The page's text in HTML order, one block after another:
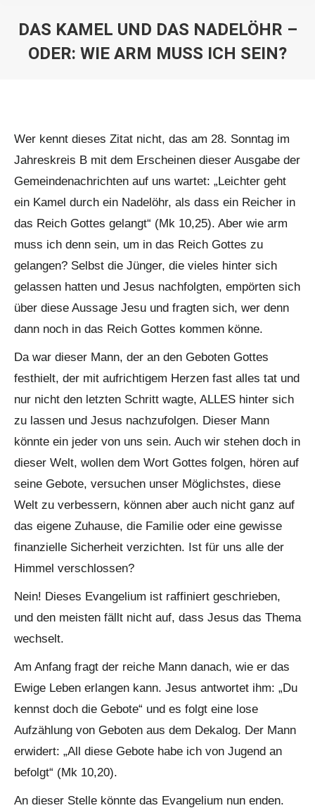
DAS KAMEL UND DAS NADELÖHR –
ODER: WIE ARM MUSS ICH SEIN?
Wer kennt dieses Zitat nicht, das am 28. Sonntag im
Jahreskreis B mit dem Erscheinen dieser Ausgabe der
Gemeindenachrichten auf uns wartet: „Leichter geht
ein Kamel durch ein Nadelöhr, als dass ein Reicher in
das Reich Gottes gelangt“ (Mk 10,25). Aber wie arm
muss ich denn sein, um in das Reich Gottes zu
gelangen? Selbst die Jünger, die vieles hinter sich
gelassen hatten und Jesus nachfolgten, empörten sich
über diese Aussage Jesu und fragten sich, wer denn
dann noch in das Reich Gottes kommen könne.
Da war dieser Mann, der an den Geboten Gottes
festhielt, der mit aufrichtigem Herzen fast alles tat und
nur nicht den letzten Schritt wagte, ALLES hinter sich
zu lassen und Jesus nachzufolgen. Dieser Mann
könnte ein jeder von uns sein. Auch wir stehen doch in
dieser Welt, wollen dem Wort Gottes folgen, hören auf
seine Gebote, versuchen unser Möglichstes, diese
Welt zu verbessern, können aber auch nicht ganz auf
das eigene Zuhause, die Familie oder eine gewisse
finanzielle Sicherheit verzichten. Ist für uns alle der
Himmel verschlossen?
Nein! Dieses Evangelium ist raffiniert geschrieben,
und den meisten fällt nicht auf, dass Jesus das Thema
wechselt.
Am Anfang fragt der reiche Mann danach, wie er das
Ewige Leben erlangen kann. Jesus antwortet ihm: „Du
kennst doch die Gebote“ und es folgt eine lose
Aufzählung von Geboten aus dem Dekalog. Der Mann
erwidert: „All diese Gebote habe ich von Jugend an
befolgt“ (Mk 10,20).
An dieser Stelle könnte das Evangelium nun enden.